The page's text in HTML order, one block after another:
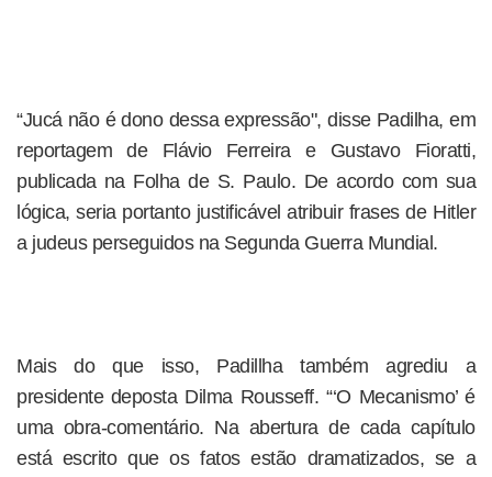
“Jucá não é dono dessa expressão", disse Padilha, em
reportagem de Flávio Ferreira e Gustavo Fioratti,
publicada na Folha de S. Paulo. De acordo com sua
lógica, seria portanto justificável atribuir frases de Hitler
a judeus perseguidos na Segunda Guerra Mundial.
Mais do que isso, Padillha também agrediu a
presidente deposta Dilma Rousseff. “‘O Mecanismo’ é
uma obra-comentário. Na abertura de cada capítulo
está escrito que os fatos estão dramatizados, se a